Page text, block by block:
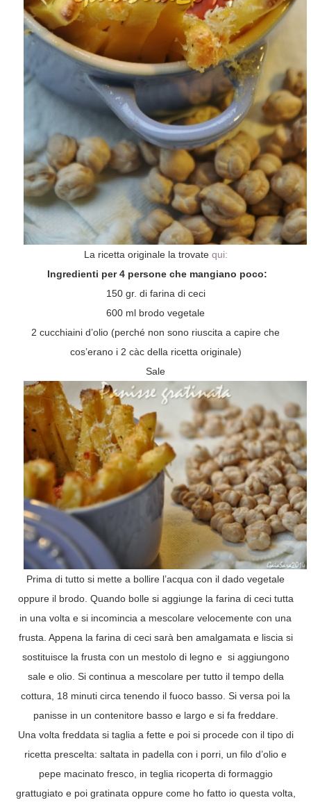
La ricetta originale la trovate qui:
Ingredienti per 4 persone che mangiano poco:
150 gr. di farina di ceci
600 ml brodo vegetale
2 cucchiaini d’olio (perché non sono riuscita a capire che
cos’erano i 2 càc della ricetta originale)
Sale
Prima di tutto si mette a bollire l’acqua con il dado vegetale
oppure il brodo. Quando bolle si aggiunge la farina di ceci tutta
in una volta e si incomincia a mescolare velocemente con una
frusta. Appena la farina di ceci sarà ben amalgamata e liscia si
sostituisce la frusta con un mestolo di legno e si aggiungono
sale e olio. Si continua a mescolare per tutto il tempo della
cottura, 18 minuti circa tenendo il fuoco basso. Si versa poi la
panisse in un contenitore basso e largo e si fa freddare.
Una volta freddata si taglia a fette e poi si procede con il tipo di
ricetta prescelta: saltata in padella con i porri, un filo d’olio e
pepe macinato fresco, in teglia ricoperta di formaggio
grattugiato e poi gratinata oppure come ho fatto io questa volta,